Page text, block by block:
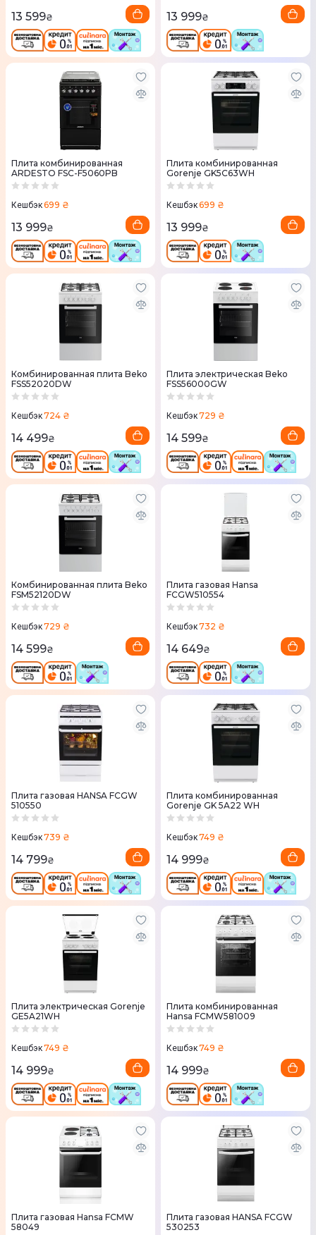
13 599₴ 13 999₴
Плита комбинированная
ARDESTO FSC-F5060PB
Кешбэк699 ₴
13 999₴
Плита комбинированная
Gorenje GK5C63WH
Кешбэк699 ₴
13 999₴
Комбинированная плита Beko
FSS52020DW
Кешбэк724 ₴
14 499₴
Плита электрическая Beko
FSS56000GW
Кешбэк729 ₴
14 599₴
Комбинированная плита Beko
FSM52120DW
Кешбэк729 ₴
14 599₴
Плита газовая Hansa
FCGW510554
Кешбэк732 ₴
14 649₴
Плита газовая HANSA FCGW
510550
Кешбэк739 ₴
14 799₴
Плита комбинированная
Gorenje GK 5A22 WH
Кешбэк749 ₴
14 999₴
Плита электрическая Gorenje
GE5A21WH
Кешбэк749 ₴
14 999₴
Плита комбинированная
Hansa FCMW581009
Кешбэк749 ₴
14 999₴
Плита газовая Hansa FCMW
58049
Плита газовая HANSA FCGW
530253